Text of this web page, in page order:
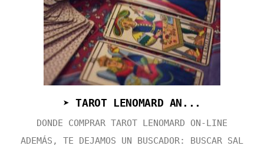
➤ TAROT LENOMARD AN...
DONDE COMPRAR TAROT LENOMARD ON-LINE
ADEMÁS, TE DEJAMOS UN BUSCADOR: BUSCAR SAL